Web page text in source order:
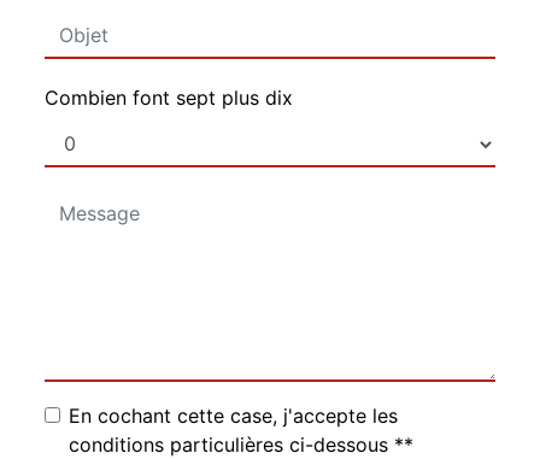
Combien font sept plus dix
En cochant cette case, j'accepte les
conditions particulières ci-dessous **